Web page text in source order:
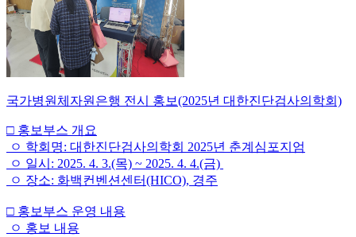
국가병원체자원은행 전시 홍보(2025년 대한진단검사의학회)
□ 홍보부스 개요
ㅇ 학회명: 대한진단검사의학회 2025년 춘계심포지엄
ㅇ 일시: 2025. 4. 3.(목) ~ 2025. 4. 4.(금)
ㅇ 장소: 화백컨벤션센터(HICO), 경주
□ 홍보부스 운영 내용
ㅇ 홍보 내용